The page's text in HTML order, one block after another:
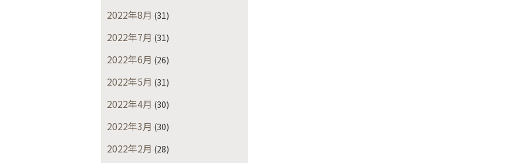
2022年8月 (31)
2022年7月 (31)
2022年6月 (26)
2022年5月 (31)
2022年4月 (30)
2022年3月 (30)
2022年2月 (28)